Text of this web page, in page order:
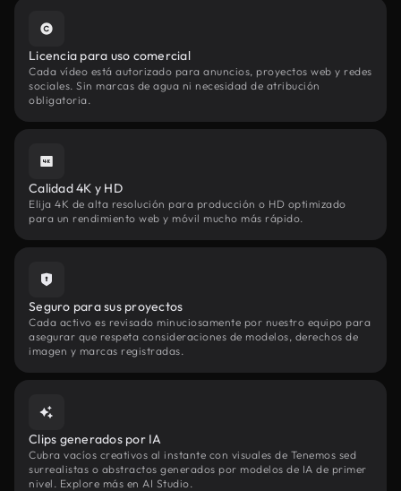
Licencia para uso comercial
Cada vídeo está autorizado para anuncios, proyectos web y redes
sociales. Sin marcas de agua ni necesidad de atribución
obligatoria.
Calidad 4K y HD
Elija 4K de alta resolución para producción o HD optimizado
para un rendimiento web y móvil mucho más rápido.
Seguro para sus proyectos
Cada activo es revisado minuciosamente por nuestro equipo para
asegurar que respeta consideraciones de modelos, derechos de
imagen y marcas registradas.
Clips generados por IA
Cubra vacíos creativos al instante con visuales de Tenemos sed
surrealistas o abstractos generados por modelos de IA de primer
nivel. Explore más en AI Studio.